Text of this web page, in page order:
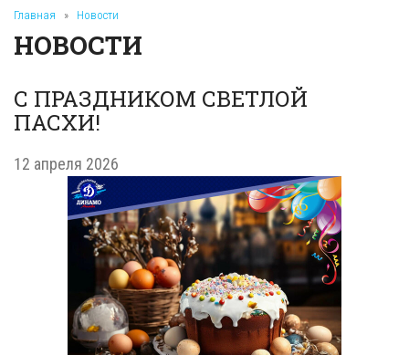
Главная » Новости
НОВОСТИ
С ПРАЗДНИКОМ СВЕТЛОЙ
ПАСХИ!
12 апреля 2026